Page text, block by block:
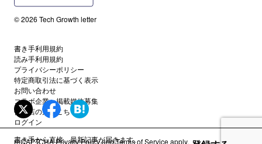
D2C事業で70億円を稼ぐポイ活サイト最大手セ
2026.05.31
サポートメンバー限定
中古車流通の見えない寡占企業。利益率52%・
時価総額8,000億円を実...
2026.05.03
書き手から直接、最新記事が届きます。
© 2026 Tech Growth letter
書き手利用規約
読み手利用規約
プライバシーポリシー
特定商取引法に基づく表示
お問い合わせ
コラボ企業・掲載媒体募集
代理店の方はこちら
ログイン
reCAPTCHAPrivacy PolicyandTerms of Serviceapply.